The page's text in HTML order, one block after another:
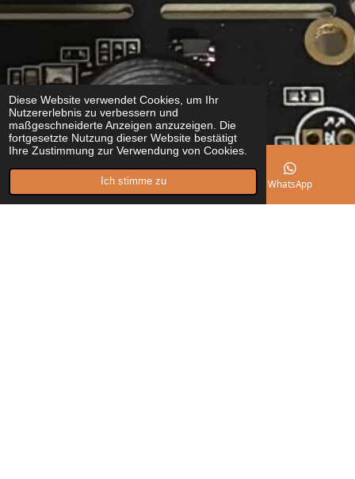
Diese Website verwendet Cookies, um Ihr
Nutzererlebnis zu verbessern und
maßgeschneiderte Anzeigen anzuzeigen. Die
fortgesetzte Nutzung dieser Website bestätigt
Ihre Zustimmung zur Verwendung von Cookies.
Ich stimme zuInstagram WhatsApp